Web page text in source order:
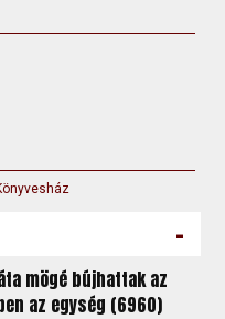
-
mögé bújhattak az
az egység (6960)